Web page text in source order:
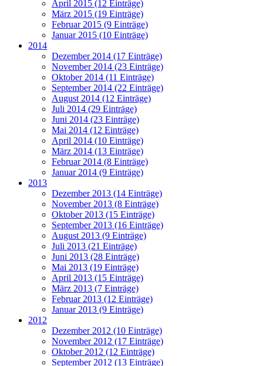
April 2015 (12 Einträge)
März 2015 (19 Einträge)
Februar 2015 (9 Einträge)
Januar 2015 (10 Einträge)
2014
Dezember 2014 (17 Einträge)
November 2014 (23 Einträge)
Oktober 2014 (11 Einträge)
September 2014 (22 Einträge)
August 2014 (12 Einträge)
Juli 2014 (29 Einträge)
Juni 2014 (23 Einträge)
Mai 2014 (12 Einträge)
April 2014 (10 Einträge)
März 2014 (13 Einträge)
Februar 2014 (8 Einträge)
Januar 2014 (9 Einträge)
2013
Dezember 2013 (14 Einträge)
November 2013 (8 Einträge)
Oktober 2013 (15 Einträge)
September 2013 (16 Einträge)
August 2013 (9 Einträge)
Juli 2013 (21 Einträge)
Juni 2013 (28 Einträge)
Mai 2013 (19 Einträge)
April 2013 (15 Einträge)
März 2013 (7 Einträge)
Februar 2013 (12 Einträge)
Januar 2013 (9 Einträge)
2012
Dezember 2012 (10 Einträge)
November 2012 (17 Einträge)
Oktober 2012 (12 Einträge)
September 2012 (13 Einträge)